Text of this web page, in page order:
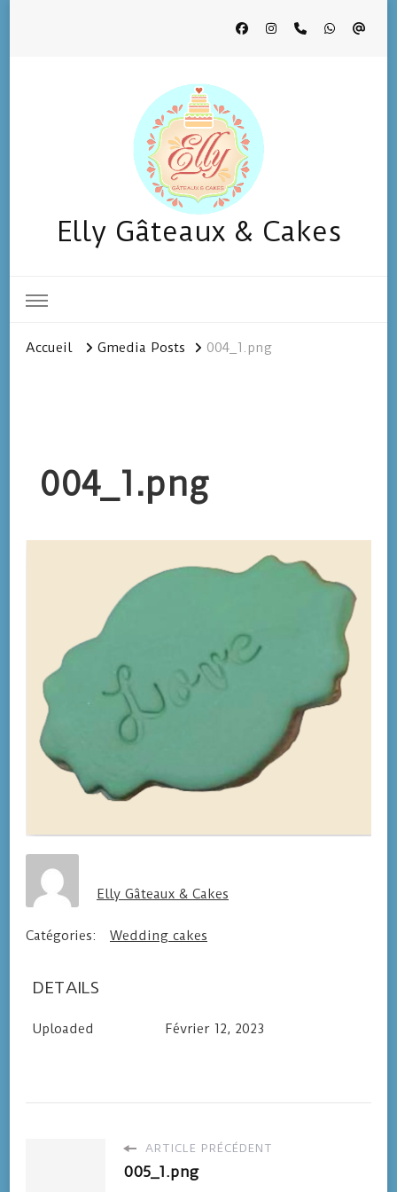
Elly Gâteaux & Cakes
Accueil Gmedia Posts 004_1.png
004_1.png
Elly Gâteaux & Cakes
Catégories: Wedding cakes
DETAILS
Uploaded Février 12, 2023
ARTICLE PRÉCÉDENT
005_1.png